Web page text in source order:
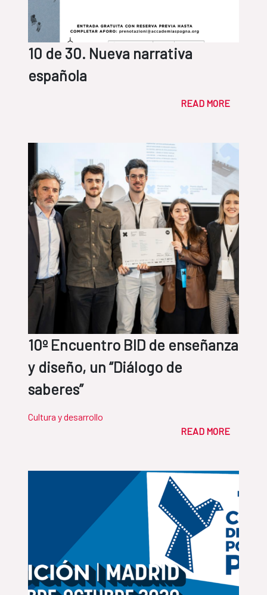
10 de 30. Nueva narrativa
española
READ MORE
10º Encuentro BID de enseñanza
y diseño, un “Diálogo de
saberes”
Cultura y desarrollo
READ MORE